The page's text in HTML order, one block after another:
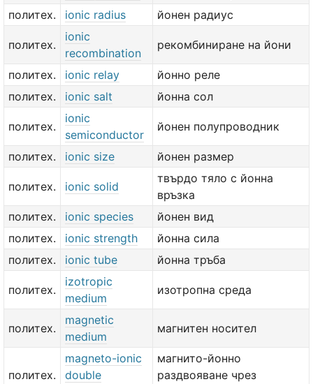
политех.
ionic radius йонен радиус
политех.
ionic
recombination
рекомбиниране на йони
политех. ionic relay
йонно реле
политех.
ionic salt йонна сол
политех.
ionic
semiconductor
йонен полупроводник
политех. ionic size йонен размер
политех. ionic solid
твърдо тяло с йонна
връзка
политех.
ionic species
йонен вид
политех.
ionic strength
йонна сила
политех.
ionic tube йонна тръба
политех.
izotropic
medium
изотропна среда
политех.
magnetic
medium
магнитен носител
политех.
magneto-ionic
double
магнито-йонно
раздвояване чрез